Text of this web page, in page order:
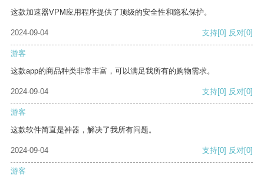
这款加速器VPM应用程序提供了顶级的安全性和隐私保护。
2024-09-04 支持[0] 反对[0]
游客
这款app的商品种类非常丰富，可以满足我所有的购物需求。
2024-09-04 支持[0] 反对[0]
游客
这款软件简直是神器，解决了我所有问题。
2024-09-04 支持[0] 反对[0]
游客